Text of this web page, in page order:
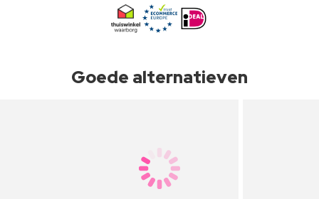
Goede alternatieven